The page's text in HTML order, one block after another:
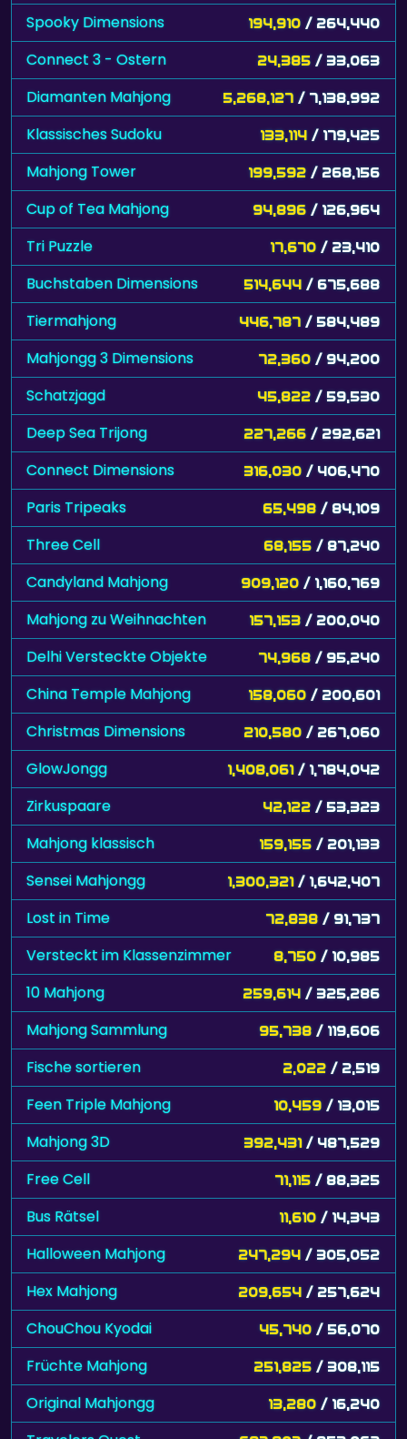
Spooky Dimensions 194,910 / 264,440
Connect 3 - Ostern 24,385 / 33,063
Diamanten Mahjong 5,268,127 / 7,138,992
Klassisches Sudoku 133,114 / 179,425
Mahjong Tower 199,592 / 268,156
Cup of Tea Mahjong 94,896 / 126,964
Tri Puzzle 17,670 / 23,410
Buchstaben Dimensions 514,644 / 675,688
Tiermahjong 446,787 / 584,489
Mahjongg 3 Dimensions 72,360 / 94,200
Schatzjagd 45,822 / 59,530
Deep Sea Trijong 227,266 / 292,621
Connect Dimensions 316,030 / 406,470
Paris Tripeaks 65,498 / 84,109
Three Cell 68,155 / 87,240
Candyland Mahjong 909,120 / 1,160,769
Mahjong zu Weihnachten 157,153 / 200,040
Delhi Versteckte Objekte 74,968 / 95,240
China Temple Mahjong 158,060 / 200,601
Christmas Dimensions 210,580 / 267,060
GlowJongg 1,408,061 / 1,784,042
Zirkuspaare 42,122 / 53,323
Mahjong klassisch 159,155 / 201,133
Sensei Mahjongg 1,300,321 / 1,642,407
Lost in Time 72,838 / 91,737
Versteckt im Klassenzimmer 8,750 / 10,985
10 Mahjong 259,614 / 325,286
Mahjong Sammlung 95,738 / 119,606
Fische sortieren 2,022 / 2,519
Feen Triple Mahjong 10,459 / 13,015
Mahjong 3D 392,431 / 487,529
Free Cell 71,115 / 88,325
Bus Rätsel 11,610 / 14,343
Halloween Mahjong 247,294 / 305,052
Hex Mahjong 209,654 / 257,624
ChouChou Kyodai 45,740 / 56,070
Früchte Mahjong 251,825 / 308,115
Original Mahjongg 13,280 / 16,240